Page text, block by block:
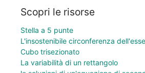
Scopri le risorse
Stella a 5 punte
L'insostenibile circonferenza
Cubo trisezionato
La variabilità di un rettangolo